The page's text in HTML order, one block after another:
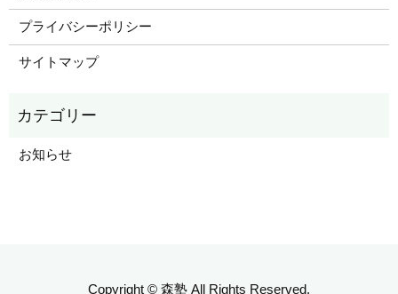
プライバシーポリシー
サイトマップ
お知らせ
Copyright © 森塾 All Rights Reserved.